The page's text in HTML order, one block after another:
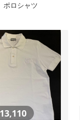
ロシャツ